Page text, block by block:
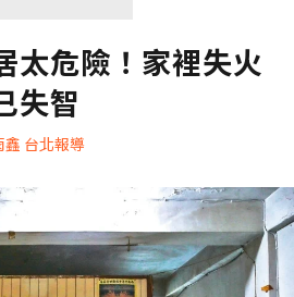
太危險！家裡失火
失智
鑫 台北報導